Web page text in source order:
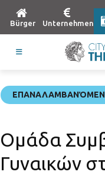
Bürger Unternehmen
Ομάδα
Γυναικών